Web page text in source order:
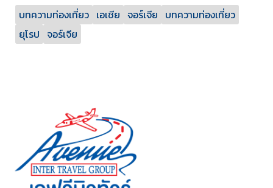
บทความท่องเที่ยว เอเชีย จอร์เจีย บทความท่องเที่ยว
ยุโรป จอร์เจีย